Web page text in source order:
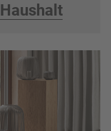
Haushalt